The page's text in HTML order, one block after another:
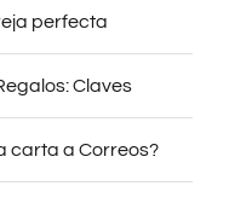
perfecta
Claves
carta a Correos?